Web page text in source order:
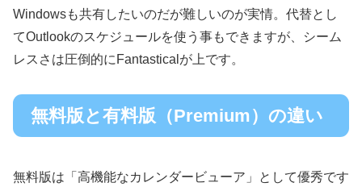
Windowsも共有したいのだが難しいのが実情。代替とし
てOutlookのスケジュールを使う事もできますが、シーム
レスさは圧倒的にFantasticalが上です。
無料版と有料版（Premium）の違い
無料版は「高機能なカレンダービューア」として優秀です